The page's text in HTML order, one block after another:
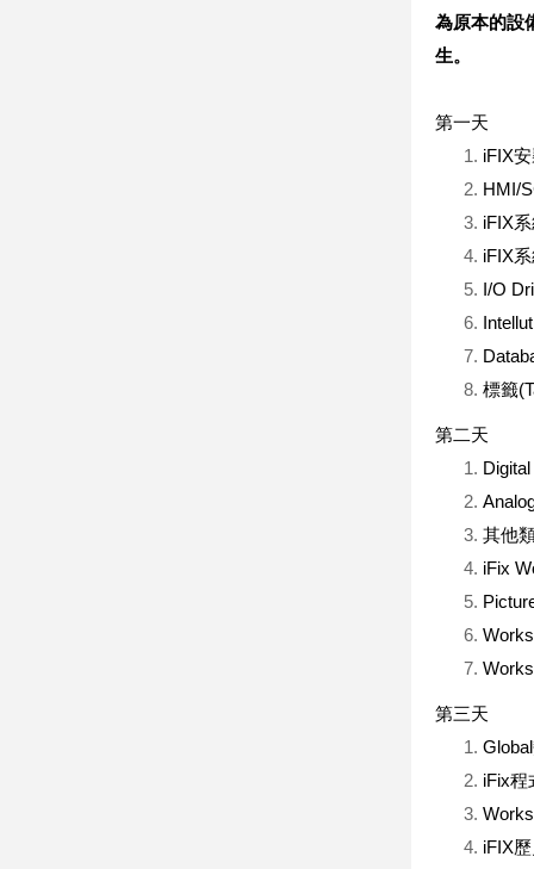
為原本的設
生。
第一天
iFIX
HMI/
iFIX
iFIX
I/O
標籤
第二天
其他
iFix
第三天
iFix程
iFIX